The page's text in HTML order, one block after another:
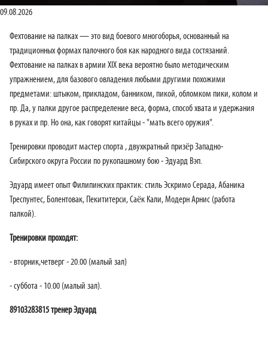
09.08.2026
Фехтование на палках — это вид боевого многоборья, основанный на
традиционных формах палочного боя как народного вида состязаний.
Фехтование на палках в армии XIX века вероятно было методическим
упражнением, для базового овладения любыми другими похожими
предметами: штыком, прикладом, банником, пикой, обломком пики, колом и
пр. Да, у палки другое распределение веса, форма, способ хвата и удержания
в руках и пр. Но она, как говорят китайцы - "мать всего оружия".
Тренировки проводит мастер спорта , двухкратный призёр Западно-
Сибирского округа России по рукопашному бою - Эдуард Вэп.
Эдуард имеет опыт Филипинских практик: стиль Эскримо Серада, Абаника
Треспунтес, Болентовак, Пекититерси, Саёк Кали, Модерн Арнис (работа
палкой).
Тренировки проходят:
- вторник,четверг - 20.00 (малый зал)
- суббота - 10.00 (малый зал).
89103283815 тренер Эдуард